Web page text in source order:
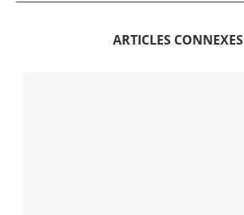
ARTICLES CONNEXES